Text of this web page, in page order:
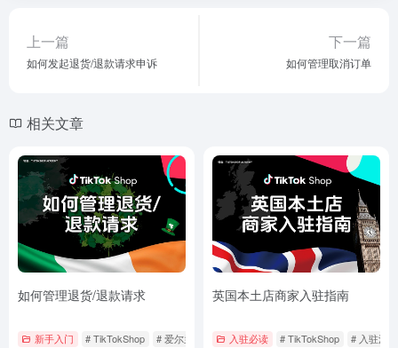
上一篇
如何发起退货/退款请求申诉
下一篇
如何管理取消订单
相关文章
如何管理退货/退款请求
新手入门 # TikTokShop # 爱尔兰本土店 # 管理订单
英国本土店商家入驻指南
入驻必读 # TikTokShop # 入驻流程